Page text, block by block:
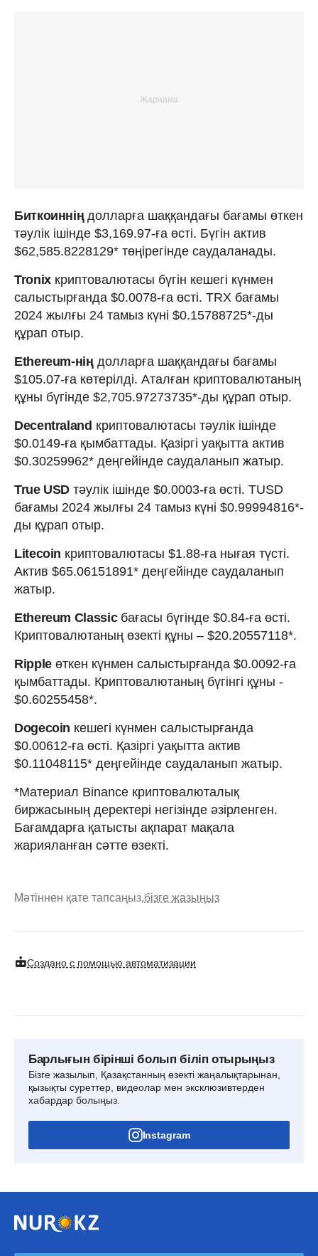
Биткоинніңдолларға шаққандағы бағамы өткен
тәулік ішінде $3,169.97-ға өсті. Бүгін актив
$62,585.8228129* төңірегінде саудаланады.
Tronixкриптовалютасы бүгін кешегі күнмен
салыстырғанда $0.0078-ға өсті. TRX бағамы
2024 жылғы 24 тамыз күні $0.15788725*-ды
құрап отыр.
Ethereum-ніңдолларға шаққандағы бағамы
$105.07-ға көтерілді. Аталған криптовалютаның
құны бүгінде $2,705.97273735*-ды құрап отыр.
Decentraland криптовалютасы тәулік ішінде
$0.0149-ға қымбаттады. Қазіргі уақытта актив
$0.30259962* деңгейінде саудаланып жатыр.
True USD тәулік ішінде $0.0003-ға өсті. TUSD
бағамы 2024 жылғы 24 тамыз күні $0.99994816*-
ды құрап отыр.
Litecoin криптовалютасы $1.88-ға нығая түсті.
Актив $65.06151891* деңгейінде саудаланып
жатыр.
Ethereum Classicбағасы бүгінде $0.84-ға өсті.
Криптовалютаның өзекті құны – $20.20557118*.
Rippleөткен күнмен салыстырғанда $0.0092-ға
қымбаттады. Криптовалютаның бүгінгі құны -
$0.60255458*.
Dogecoin кешегі күнмен салыстырғанда
$0.00612-ға өсті. Қазіргі уақытта актив
$0.11048115* деңгейінде саудаланып жатыр.
*Материал Binance криптовалюталық
биржасының деректері негізінде әзірленген.
Бағамдарға қатысты ақпарат мақала
жарияланған сәтте өзекті.
Мәтіннен қате тапсаңыз,бізге жазыңыз
Создано с помощью автоматизации
Барлығын бірінші болып біліп отырыңыз
Бізге жазылып, Қазақстанның өзекті жаңалықтарынан,
қызықты суреттер, видеолар мен эксклюзивтерден
хабардар болыңыз.
Instagram